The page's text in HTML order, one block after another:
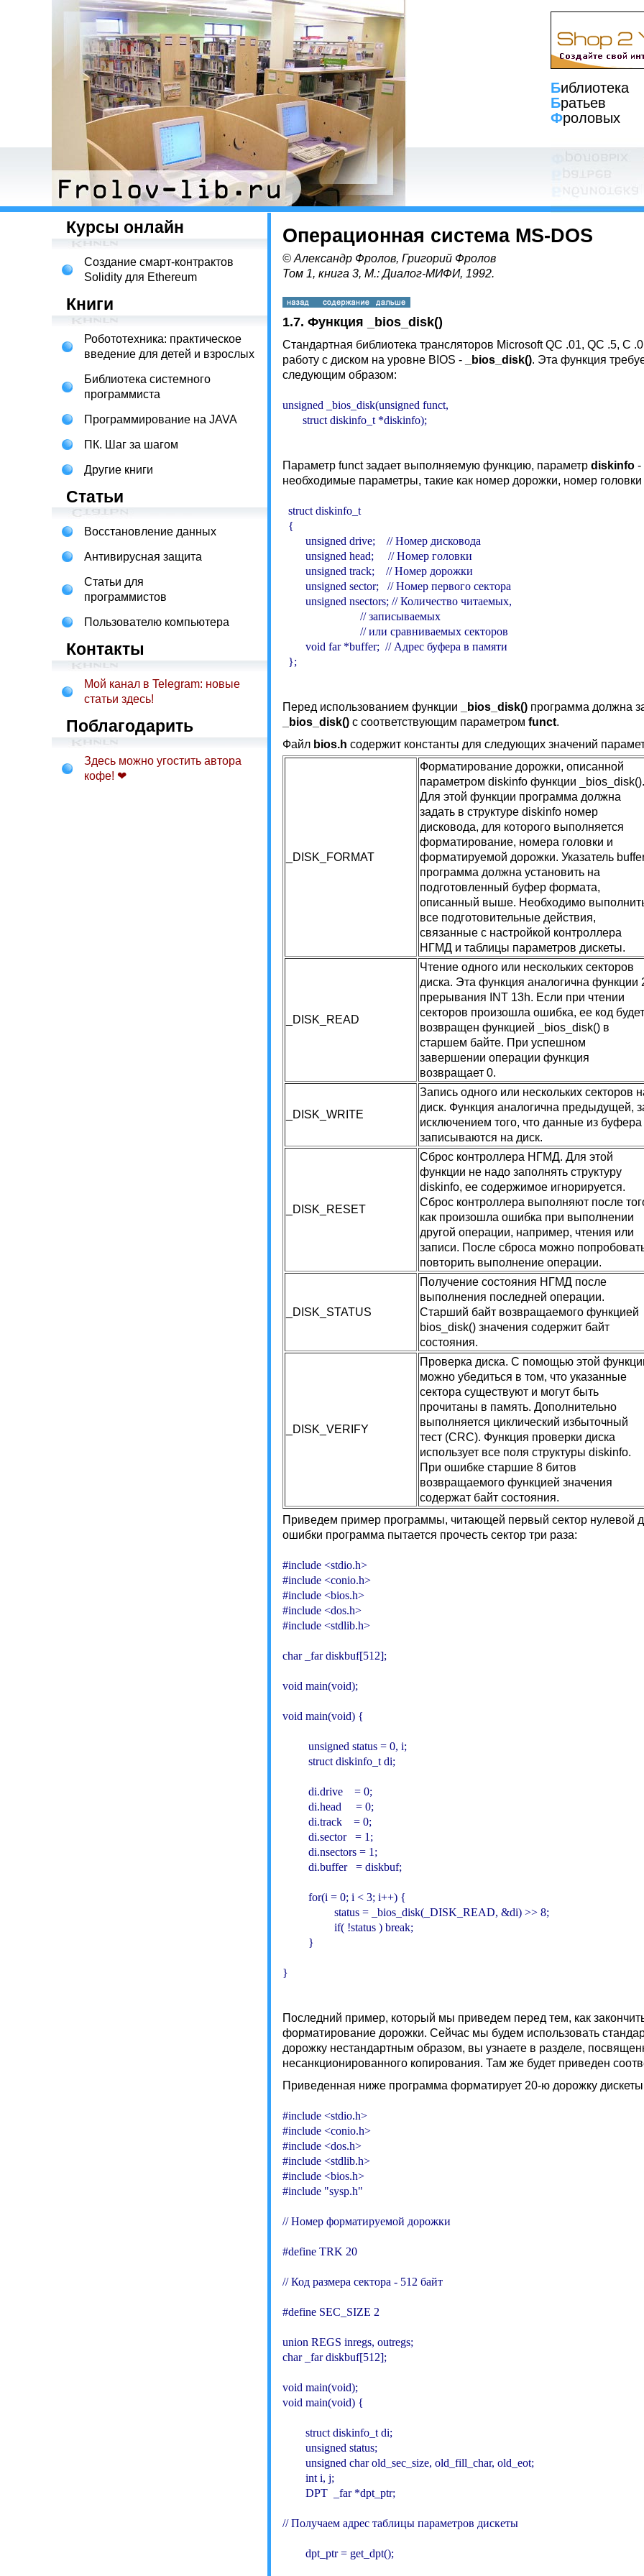
Библиотека
Братьев
Фроловых
Курсы онлайн
Создание смарт-контрактов
Solidity для Ethereum
Книги
Робототехника: практическое
введение для детей и взрослых
Библиотека системного
программиста
Программирование на JAVA
ПК. Шаг за шагом
Другие книги
Статьи
Восстановление данных
Антивирусная защита
Статьи для
программистов
Пользователю компьютера
Контакты
Мой канал в Telegram: новые
статьи здесь!
Поблагодарить
Здесь можно угостить автора
кофе! ❤
Операционная система MS-DOS
© Александр Фролов, Григорий Фролов
Том 1, книга 3, М.: Диалог-МИФИ, 1992.
1.7. Функция _bios_disk()
Стандартная библиотека трансляторов Microsoft QC .01, QC .5,
работу с диском на уровне BIOS -
_bios_disk(). Эта функция
следующим образом:
unsigned _bios_disk(unsigned funct,
Параметр funct задает выполняемую функцию, параметр diskinfo -
необходимые параметры, такие как номер дорожки, номер головки
  struct diskinfo_t
  {
        unsigned drive;    // Номер дисковода
        unsigned head;     // Номер головки
        unsigned track;    // Номер дорожки
        unsigned sector;   // Номер первого сектора
        unsigned nsectors; // Количество читаемых,
                           // записываемых
                           // или сравниваемых секторов
        void far *buffer;  // Адрес буфера в памяти
Перед использованием функции _bios_disk() программа должна
_bios_disk() с соответствующим параметром funct.
Файл bios.h содержит константы для следующих значений
_DISK_FORMAT
Форматирование дорожки, описанной
параметром diskinfo функции _bios_disk().
Для этой функции программа должна
задать в структуре diskinfo номер
дисковода, для которого выполняется
форматирование, номера головки и
форматируемой дорожки. Указатель
программа должна установить на
подготовленный буфер формата,
описанный выше. Необходимо
все подготовительные действия,
связанные с настройкой контроллера
НГМД и таблицы параметров дискеты.
_DISK_READ
Чтение одного или нескольких секторов
диска. Эта функция аналогична функции
прерывания INT 13h. Если при чтении
секторов произошла ошибка, ее код будет
возвращен функцией _bios_disk() в
старшем байте. При успешном
завершении операции функция
возвращает 0.
_DISK_WRITE
Запись одного или нескольких секторов
диск. Функция аналогична предыдущей,
исключением того, что данные из буфера
записываются на диск.
_DISK_RESET
Сброс контроллера НГМД. Для этой
функции не надо заполнять структуру
diskinfo, ее содержимое игнорируется.
Сброс контроллера выполняют после
как произошла ошибка при выполнении
другой операции, например, чтения или
записи. После сброса можно
повторить выполнение операции.
_DISK_STATUS
Получение состояния НГМД после
выполнения последней операции.
Старший байт возвращаемого функцией
bios_disk() значения содержит байт
состояния.
_DISK_VERIFY
Проверка диска. С помощью этой
можно убедиться в том, что указанные
сектора существуют и могут быть
прочитаны в память. Дополнительно
выполняется циклический избыточный
тест (CRC). Функция проверки диска
использует все поля структуры diskinfo.
При ошибке старшие 8 битов
возвращаемого функцией значения
содержат байт состояния.
Приведем пример программы, читающей первый сектор нулевой
ошибки программа пытается прочесть сектор три раза:
#include <stdio.h>
#include <conio.h>
#include <bios.h>
#include <dos.h>
#include <stdlib.h>
char _far diskbuf[512];
void main(void);
void main(void) {
         unsigned status = 0, i;
         struct diskinfo_t di;
         di.drive    = 0;
         di.head     = 0;
         di.track    = 0;
         di.sector   = 1;
         di.nsectors = 1;
         di.buffer   = diskbuf;
         for(i = 0; i < 3; i++) {
                  status = _bios_disk(_DISK_READ, &di) >> 8;
                  if( !status ) break;
         }
Последний пример, который мы приведем перед тем, как
форматирование дорожки. Сейчас мы будем использовать
дорожку нестандартным образом, вы узнаете в разделе,
несанкционированного копирования. Там же будет приведен
Приведенная ниже программа форматирует 20-ю дорожку
#include <stdio.h>
#include <conio.h>
#include <dos.h>
#include <stdlib.h>
#include <bios.h>
#include "sysp.h"
// Номер форматируемой дорожки
#define TRK 20
// Код размера сектора - 512 байт
#define SEC_SIZE 2
union REGS inregs, outregs;
char _far diskbuf[512];
void main(void);
void main(void) {
        struct diskinfo_t di;
        unsigned status;
        unsigned char old_sec_size, old_fill_char, old_eot;
        int i, j;
        DPT  _far *dpt_ptr;
// Получаем адрес таблицы параметров дискеты
        dpt_ptr = get_dpt();